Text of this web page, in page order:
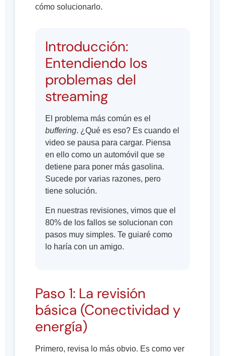
cómo solucionarlo.
Introducción:
Entendiendo los
problemas del
streaming
El problema más común es el
buffering. ¿Qué es eso? Es cuando el
video se pausa para cargar. Piensa
en ello como un automóvil que se
detiene para poner más gasolina.
Sucede por varias razones, pero
tiene solución.
En nuestras revisiones, vimos que el
80% de los fallos se solucionan con
pasos muy simples. Te guiaré como
lo haría con un amigo.
Paso 1: La revisión
básica (Conectividad y
energía)
Primero, revisa lo más obvio. Es como ver